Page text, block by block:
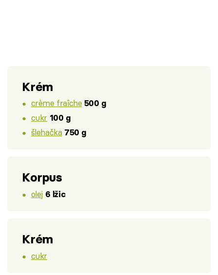
Krém
crème fraîche 500 g
cukr 100 g
šlehačka 750 g
Korpus
olej 6 lžic
Krém
cukr